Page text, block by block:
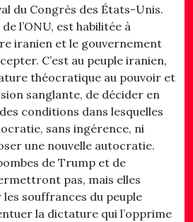
du Congrès des États-Unis.
de l’ONU, est habilitée à
iranien et le gouvernement
C’est au peuple iranien,
théocratique au pouvoir et
sanglante, de décider en
conditions dans lesquelles
sans ingérence, ni
une nouvelle autocratie.
de Trump et de
pas, mais elles
souffrances du peuple
la dictature qui l’opprime